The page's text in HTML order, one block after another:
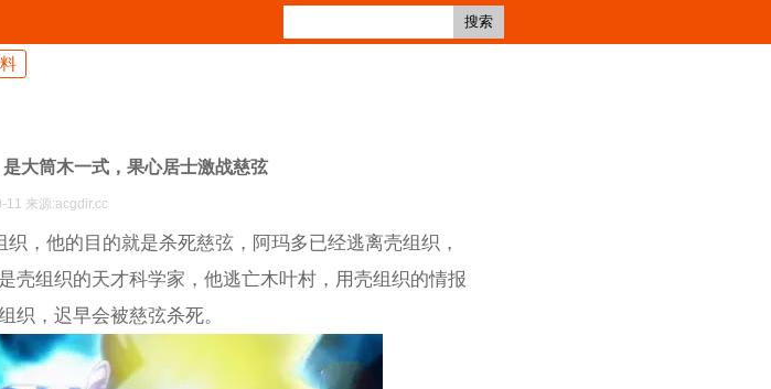
搜索
大筒木一式，果心居士激战慈弦
11 来源:acgdir.cc
，他的目的就是杀死慈弦，阿玛多已经逃离壳组织，
壳组织的天才科学家，他逃亡木叶村，用壳组织的情报
织，迟早会被慈弦杀死。